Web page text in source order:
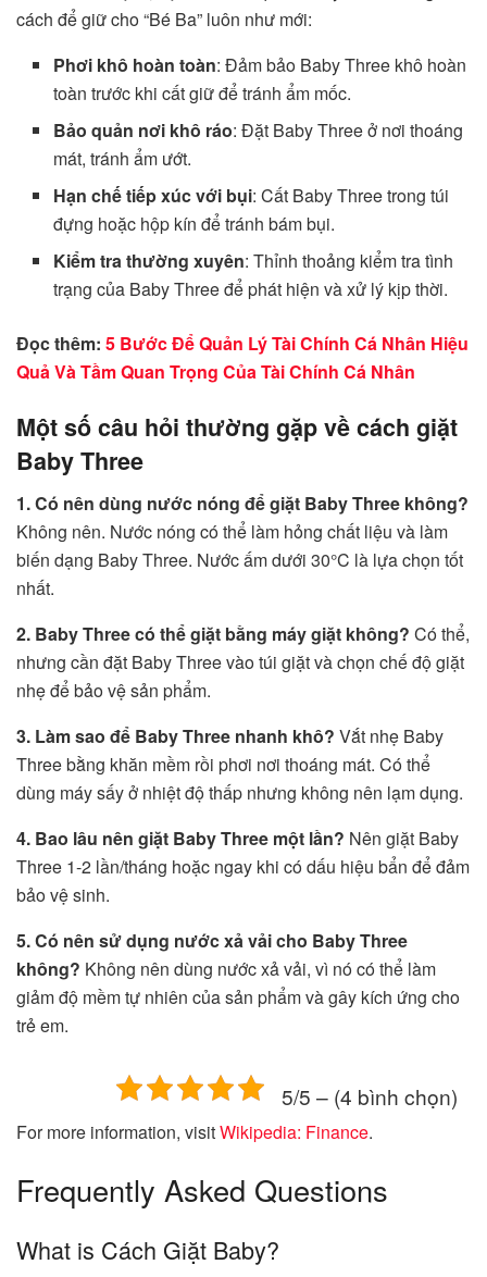
cách để giữ cho “Bé Ba” luôn như mới:
Phơi khô hoàn toàn: Đảm bảo Baby Three khô hoàn
toàn trước khi cất giữ để tránh ẩm mốc.
Bảo quản nơi khô ráo: Đặt Baby Three ở nơi thoáng
mát, tránh ẩm ướt.
Hạn chế tiếp xúc với bụi: Cất Baby Three trong túi
đựng hoặc hộp kín để tránh bám bụi.
Kiểm tra thường xuyên: Thỉnh thoảng kiểm tra tình
trạng của Baby Three để phát hiện và xử lý kịp thời.
Đọc thêm: 5 Bước Để Quản Lý Tài Chính Cá Nhân Hiệu
Quả Và Tầm Quan Trọng Của Tài Chính Cá Nhân
Một số câu hỏi thường gặp về cách giặt
Baby Three
1. Có nên dùng nước nóng để giặt Baby Three không?
Không nên. Nước nóng có thể làm hỏng chất liệu và làm
biến dạng Baby Three. Nước ấm dưới 30°C là lựa chọn tốt
nhất.
2. Baby Three có thể giặt bằng máy giặt không? Có thể,
nhưng cần đặt Baby Three vào túi giặt và chọn chế độ giặt
nhẹ để bảo vệ sản phẩm.
3. Làm sao để Baby Three nhanh khô? Vắt nhẹ Baby
Three bằng khăn mềm rồi phơi nơi thoáng mát. Có thể
dùng máy sấy ở nhiệt độ thấp nhưng không nên lạm dụng.
4. Bao lâu nên giặt Baby Three một lần? Nên giặt Baby
Three 1-2 lần/tháng hoặc ngay khi có dấu hiệu bẩn để đảm
bảo vệ sinh.
5. Có nên sử dụng nước xả vải cho Baby Three
không? Không nên dùng nước xả vải, vì nó có thể làm
giảm độ mềm tự nhiên của sản phẩm và gây kích ứng cho
trẻ em.
5/5 – (4 bình chọn)
For more information, visitWikipedia: Finance.
Frequently Asked Questions
What is Cách Giặt Baby?